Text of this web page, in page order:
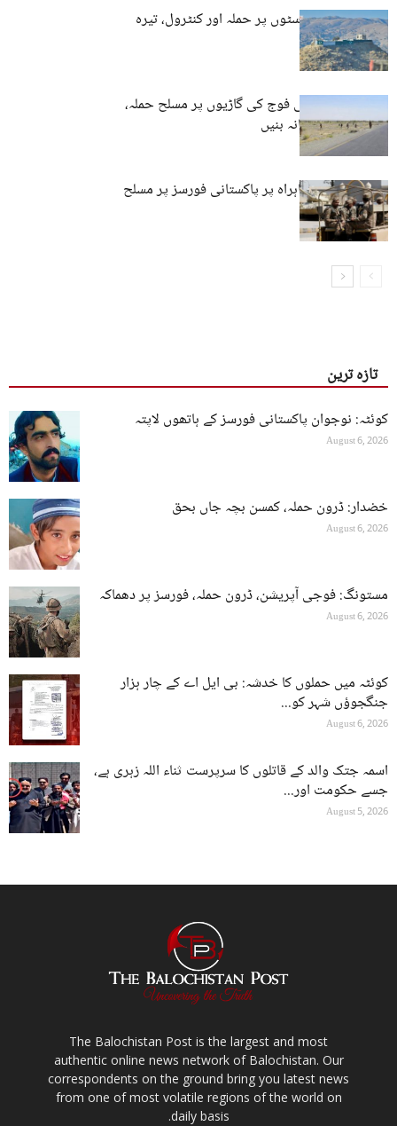
کوئٹہ: فورسز پوسٹوں پر حملہ اور کنٹرول، تیرہ
اہلکار ہلاک
پنجگور: پاکستانی فوج کی گاڑیوں پر مسلح حملہ،
بکتر بند بھی نشانہ بنیں
خاران: مرکزی شاہراہ پر پاکستانی فورسز پر مسلح
حملہ
تازہ ترین
کوئٹہ: نوجوان پاکستانی فورسز کے ہاتھوں لاپتہ
August 6, 2026
خضدار: ڈرون حملہ، کمسن بچہ جاں بحق
August 6, 2026
مستونگ: فوجی آپریشن، ڈرون حملہ، فورسز پر دھماکہ
August 6, 2026
کوئٹہ میں حملوں کا خدشہ: بی ایل اے کے چار ہزار
جنگجوؤں شہر کو...
August 6, 2026
اسمہ جتک والد کے قاتلوں کا سرپرست ثناء اللہ زہری ہے،
جسے حکومت اور...
August 5, 2026
The Balochistan Post is the largest and most
authentic online news network of Balochistan. Our
correspondents on the ground bring you latest news
from one of most volatile regions of the world on
daily basis.